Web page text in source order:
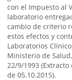
con el Impuesto al
laboratorio
cambio de criterio
estos efectos y
Laboratorios
Ministerio de
22/9/1993
de 05.10.2015).